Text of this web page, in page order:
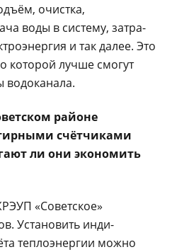
очистка,
воды в систему, затра­
и так далее. Это
которой лучше смо­гут
водоканала.
районе
счётчиками
ли они экономить
«Советское»
Установить инди­
теплоэнергии можно